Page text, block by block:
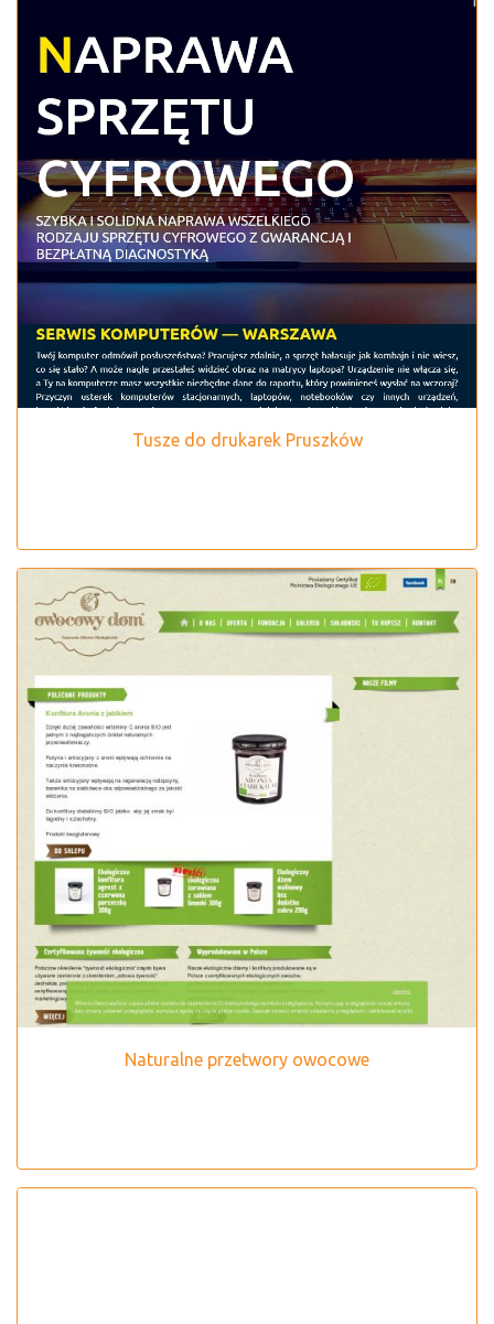
Tusze do drukarek Pruszków
Naturalne przetwory owocowe